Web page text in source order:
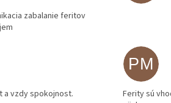
zabalanie feritov
a vzdy spokojnost.
PM
Ferity sú